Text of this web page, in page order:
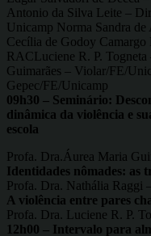
Antonio da Silva Leite –
Unicamp Norma Sandra
Cecília de Godoy Camargo
RACLuciene R. P.
Guimarães – Violar/FE/
Gepec/FE/Unicamp
09h30 – Seminário:
dinâmica da violência e
escola
Profa. Dra.Áurea Maria
Identidades nômades: as
Profa. Dra. Nathália Raggi
A violência entre pares
Profa. Dra. Luciene R. P.
12h00 – Intervalo para